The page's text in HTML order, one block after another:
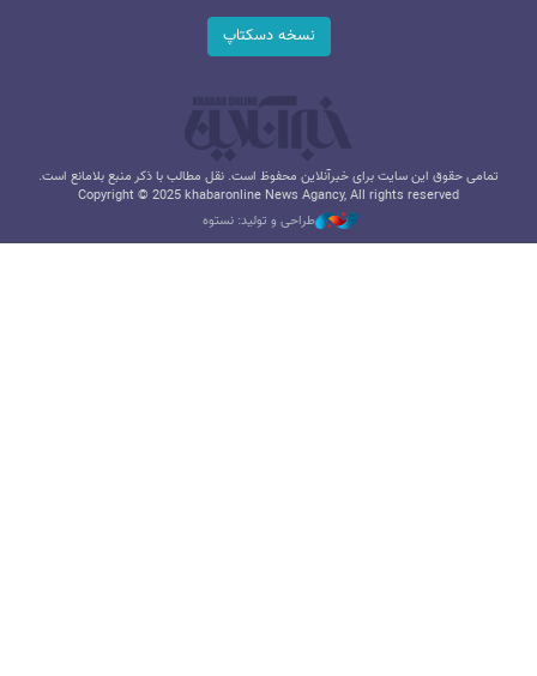
نسخه دسکتاپ
تمامی حقوق این سایت برای خبرآنلاین محفوظ است. نقل مطالب با ذکر منبع بلامانع است.
Copyright © 2025 khabaronline News Agancy, All rights reserved
طراحی و تولید: نستوه